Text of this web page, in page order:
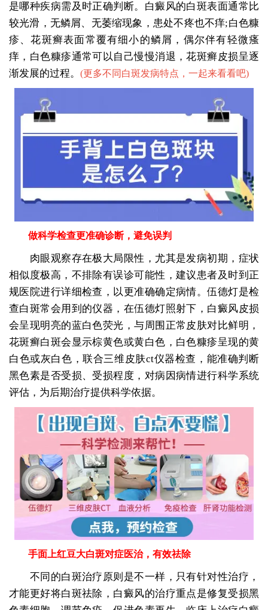
是哪种疾病需及时正确判断。白癜风的白斑表面通常比
较光滑，无鳞屑、无萎缩现象，患处不疼也不痒;白色糠
疹、花斑癣表面常覆有细小的鳞屑，偶尔伴有轻微瘙
痒，白色糠疹通常可以自己慢慢消退，花斑癣皮损呈逐
渐发展的过程。 (更多不同白斑发病特点，一起来看看吧)
做科学检查更准确诊断，避免误判
肉眼观察存在极大局限性，尤其是发病初期，症状
相似度极高，不排除有误诊可能性，建议患者及时到正
规医院进行详细检查，以更准确确定病情。伍德灯是检
查白斑常会用到的仪器，在伍德灯照射下，白癜风皮损
会呈现明亮的蓝白色荧光，与周围正常皮肤对比鲜明，
花斑癣白斑会显示棕黄色或黄白色，白色糠疹呈现的黄
白色或灰白色，联合三维皮肤ct仪器检查，能准确判断
黑色素是否受损、受损程度，对病因病情进行科学系统
评估，为后期治疗提供科学依据。
手面上红豆大白斑对症医治，有效祛除
不同的白斑治疗原则是不一样，只有针对性治疗，
才能更好将白斑祛除，白癜风的治疗重点是修复受损黑